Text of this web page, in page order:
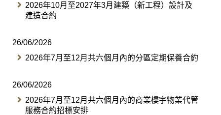
2026年10月至2027年3月建築（新工程）設計及
建造合約
26/06/2026
2026年7月至12月共六個月內的分區定期保養合約
26/06/2026
2026年7月至12月共六個月內的商業樓宇物業代管
服務合約招標安排